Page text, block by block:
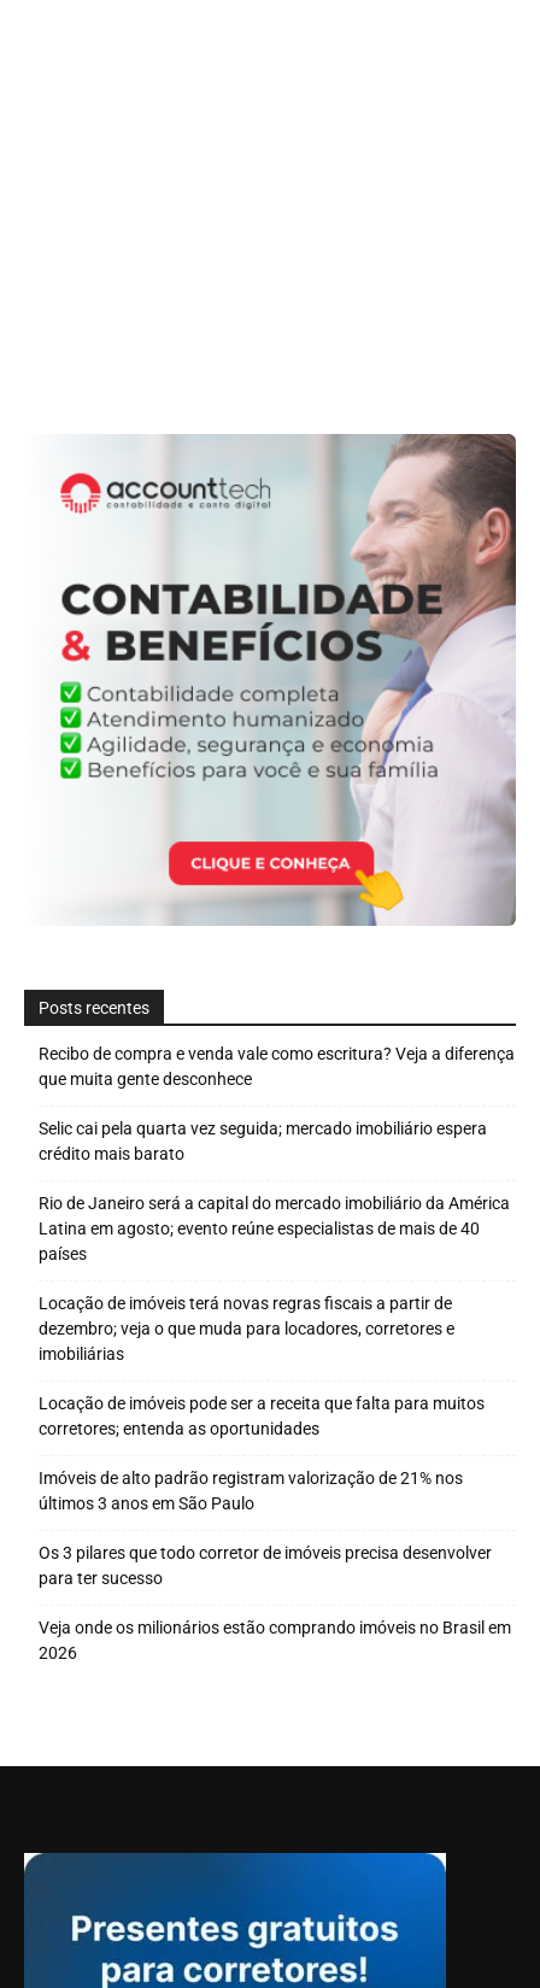
Posts recentes
Recibo de compra e venda vale como escritura? Veja a diferença
que muita gente desconhece
Selic cai pela quarta vez seguida; mercado imobiliário espera
crédito mais barato
Rio de Janeiro será a capital do mercado imobiliário da América
Latina em agosto; evento reúne especialistas de mais de 40
países
Locação de imóveis terá novas regras fiscais a partir de
dezembro; veja o que muda para locadores, corretores e
imobiliárias
Locação de imóveis pode ser a receita que falta para muitos
corretores; entenda as oportunidades
Imóveis de alto padrão registram valorização de 21% nos
últimos 3 anos em São Paulo
Os 3 pilares que todo corretor de imóveis precisa desenvolver
para ter sucesso
Veja onde os milionários estão comprando imóveis no Brasil em
2026